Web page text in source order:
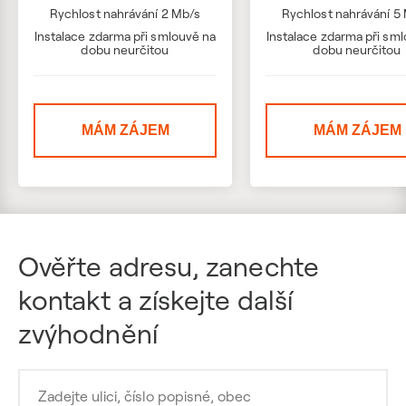
Rychlost nahrávání 2 Mb/s
Instalace zdarma při smlouvě na
dobu neurčitou
MÁM ZÁJEM
Rychlost nahrávání 5
Instalace zdarma při
dobu neurčitou
MÁM ZÁJEM
Ověřte adresu, zanechte
kontakt a získejte další
zvýhodnění